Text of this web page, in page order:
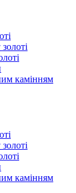
камінням
камінням